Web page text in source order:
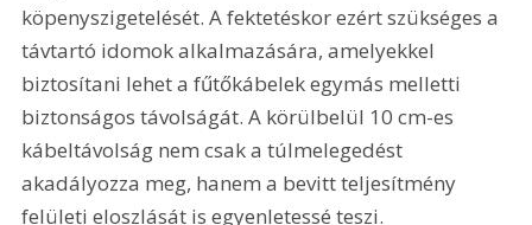
köpenyszigetelését. A fektetéskor ezért szükséges a
távtartó idomok alkalmazására, amelyekkel
biztosítani lehet a fűtőkábelek egymás melletti
biztonságos távolságát. A körülbelül 10 cm-es
kábeltávolság nem csak a túlmelegedést
akadályozza meg, hanem a bevitt teljesítmény
felületi eloszlását is egyenletessé teszi.